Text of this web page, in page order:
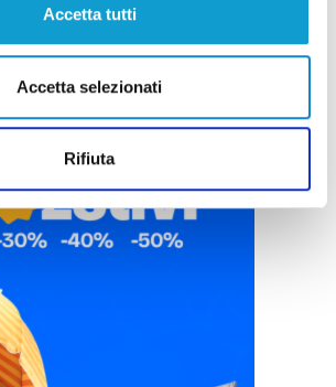
Accetta tutti
Accetta selezionati
Rifiuta